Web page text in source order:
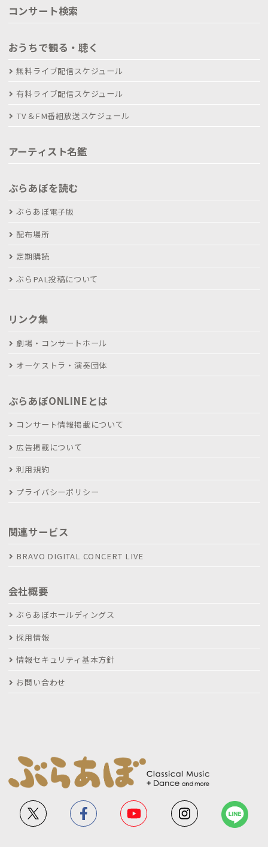
コンサート検索
おうちで観る・聴く
無料ライブ配信スケジュール
有料ライブ配信スケジュール
TV＆FM番組放送スケジュール
アーティスト名鑑
ぶらあぼを読む
ぶらあぼ電子版
配布場所
定期購読
ぶらPAL投稿について
リンク集
劇場・コンサートホール
オーケストラ・演奏団体
ぶらあぼONLINEとは
コンサート情報掲載について
広告掲載について
利用規約
プライバシーポリシー
関連サービス
BRAVO DIGITAL CONCERT LIVE
会社概要
ぶらあぼホールディングス
採用情報
情報セキュリティ基本方針
お問い合わせ